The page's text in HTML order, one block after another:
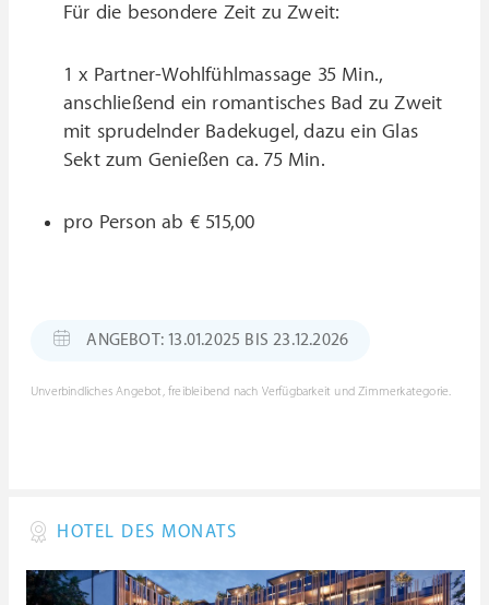
Für die besondere Zeit zu Zweit:
1 x Partner-Wohlfühlmassage 35 Min.,
anschließend ein romantisches Bad zu Zweit
mit sprudelnder Badekugel, dazu ein Glas
Sekt zum Genießen ca. 75 Min.
pro Person ab € 515,00
ANGEBOT: 13.01.2025 BIS 23.12.2026
Unverbindliches Angebot, freibleibend nach Verfügbarkeit und Zimmerkategorie.
HOTEL DES MONATS